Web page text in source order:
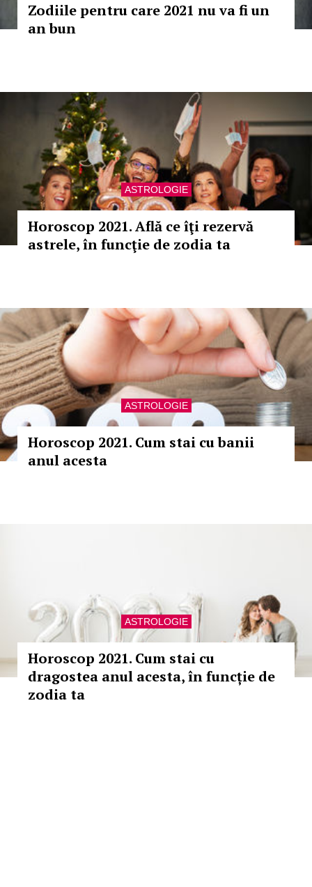
Zodiile pentru care 2021 nu va fi un
an bun
ASTROLOGIE
Horoscop 2021. Află ce îţi rezervă
astrele, în funcţie de zodia ta
ASTROLOGIE
Horoscop 2021. Cum stai cu banii
anul acesta
ASTROLOGIE
Horoscop 2021. Cum stai cu
dragostea anul acesta, în funcție de
zodia ta